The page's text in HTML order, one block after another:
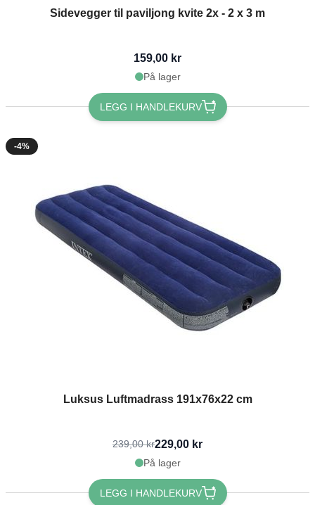
Sidevegger til paviljong kvite 2x - 2 x 3 m
159,00 kr
På lager
LEGG I HANDLEKURV
-4%
Luksus Luftmadrass 191x76x22 cm
239,00 kr229,00 kr
På lager
LEGG I HANDLEKURV